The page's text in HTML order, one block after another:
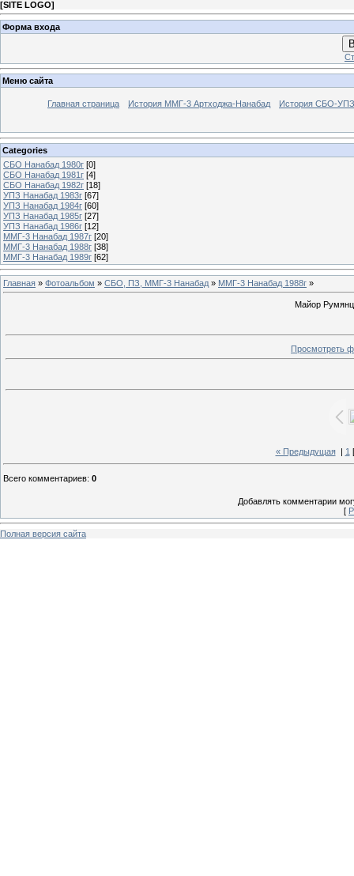
[SITE LOGO]
Форма входа
Меню сайта
Главная страница История ММГ-3 Артходжа-Нанабад История СБО-УПЗ
Categories
СБО Нанабад 1980г [0]
СБО Нанабад 1981г [4]
СБО Нанабад 1982г [18]
УПЗ Нанабад 1983г [67]
УПЗ Нанабад 1984г [60]
УПЗ Нанабад 1985г [27]
УПЗ Нанабад 1986г [12]
ММГ-3 Нанабад 1987г [20]
ММГ-3 Нанабад 1988г [38]
ММГ-3 Нанабад 1989г [62]
Главная » Фотоальбом » СБО, ПЗ, ММГ-3 Нанабад » ММГ-3 Нанабад 1988г »
Майор
Просмотреть
« Предыдущая| 1 [
Всего комментариев: 0
Добавлять комментарии
[
Полная версия сайта